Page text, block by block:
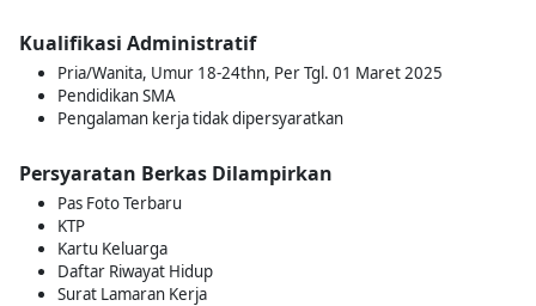
Kualifikasi Administratif
Pria/Wanita, Umur 18-24thn, Per Tgl. 01 Maret 2025
Pendidikan SMA
Pengalaman kerja tidak dipersyaratkan
Persyaratan Berkas Dilampirkan
Pas Foto Terbaru
KTP
Kartu Keluarga
Daftar Riwayat Hidup
Surat Lamaran Kerja